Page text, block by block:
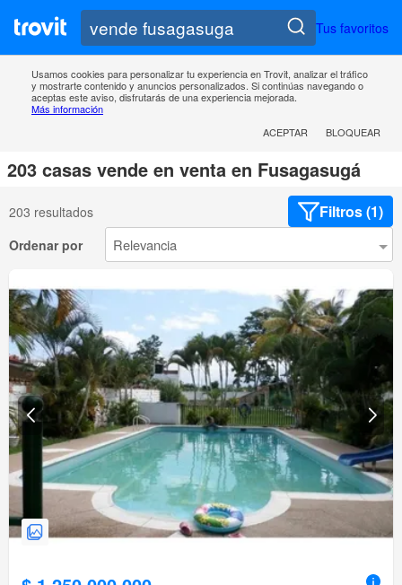
Tus favoritos
Usamos cookies para personalizar tu experiencia en Trovit, analizar el tráfico
y mostrarte contenido y anuncios personalizados. Si continúas navegando o
aceptas este aviso, disfrutarás de una experiencia mejorada.
Más información
ACEPTAR
BLOQUEAR
203 casas vende en venta en Fusagasugá
203 resultados Filtros (1)
Ordenar por